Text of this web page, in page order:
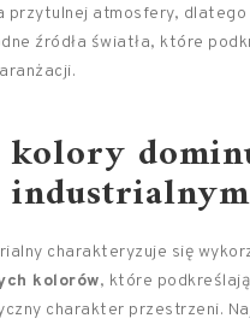
przytulnej atmosfery,
źródła światła, które
kolory
charakteryzuje się
kolorów, które
charakter przestrzeni.